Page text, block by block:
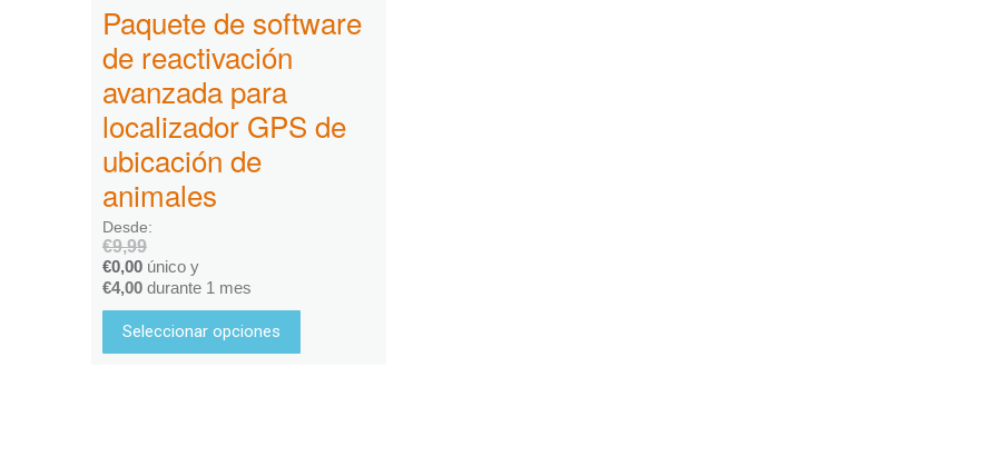
Paquete de software
de reactivación
avanzada para
localizador GPS de
ubicación de
animales
Desde:
€9,99
€0,00 único y
€4,00 durante 1 mes
Seleccionar opciones